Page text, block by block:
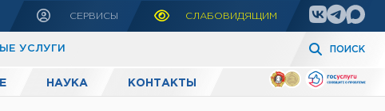
СЕРВИСЫ СЛАБОВИДЯЩИМ
УСЛУГИ ПОИСК
НАУКА КОНТАКТЫ